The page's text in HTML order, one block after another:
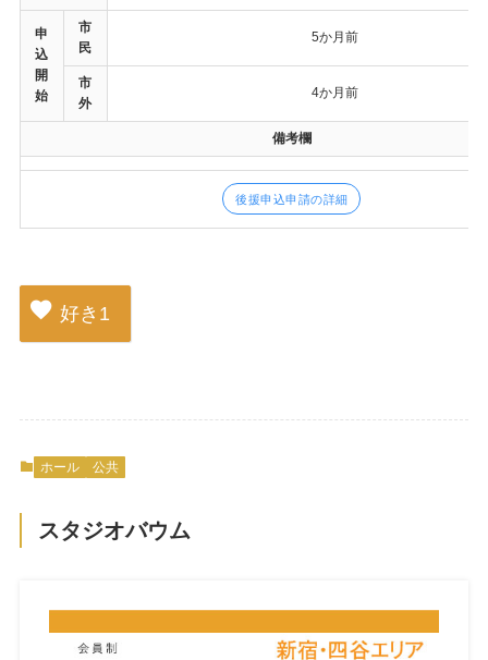
申
込
開
始
市
民
5か月前
市
外
4か月前
備考欄
後援申込申請の詳細
好き 1
ホール 公共
スタジオバウム